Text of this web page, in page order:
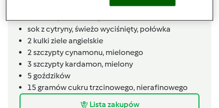
sok z cytryny, świeżo wyciśnięty, połówka
2 kulki ziele angielskie
2szczyptycynamonu, mielonego
3 szczypty kardamon, mielony
5 goździków
15 gramówcukru trzcinowego, nierafinowego
Lista zakupów